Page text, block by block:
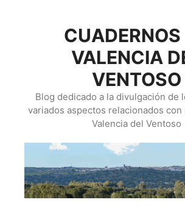
CUADERNOS
VALENCIA
VENTOSO
Blog dedicado a la divulgación de
variados aspectos relacionados
Valencia del Ventoso